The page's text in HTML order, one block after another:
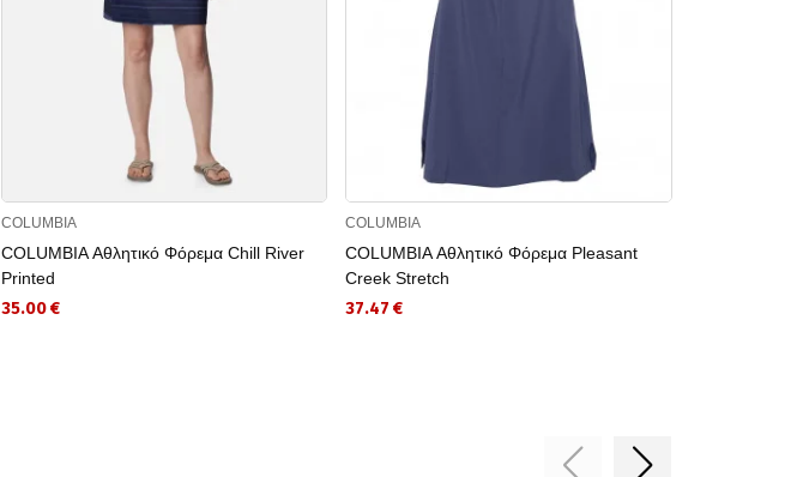
COLUMBIA
COLUMBIA Αθλητικό Φόρεμα Chill River
Printed
35.00 €
COLUMBIA
COLUMBIA Αθλητικό Φόρεμα Pleasant
Creek Stretch
37.47 €